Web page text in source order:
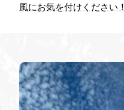
風にお気を付けください！